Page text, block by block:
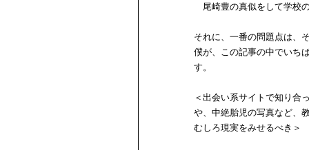
尾崎豊の真似をして学校
それに、一番の問題点は、
僕が、この記事の中でいち
す。
＜出会い系サイトで知り合
や、中絶胎児の写真など、
むしろ現実をみせるべき＞